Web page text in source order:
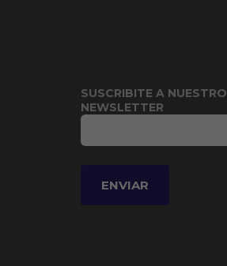
SUSCRIBITE A NUESTRO
NEWSLETTER